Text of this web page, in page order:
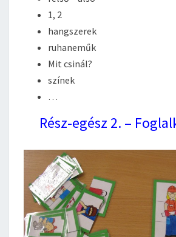
1, 2
hangszerek
ruhaneműk
Mit csinál?
színek
…
Rész-egész 2. –